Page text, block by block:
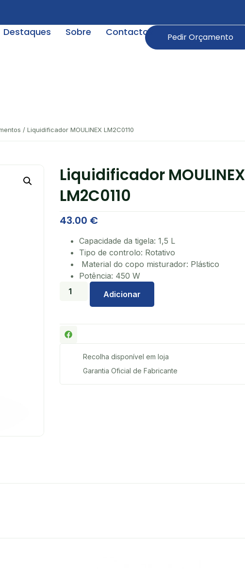
Destaques Sobre Contactos Pedir Orçamento
/ Liquidificador MOULINEX LM2C0110
Liquidificador MOULINEX
LM2C0110
43.00 €
Capacidade da tigela: 1,5 L
Tipo de controlo: Rotativo
Material do copo misturador: Plástico
Potência: 450 W
Adicionar
Recolha disponível em loja
Garantia Oficial de Fabricante